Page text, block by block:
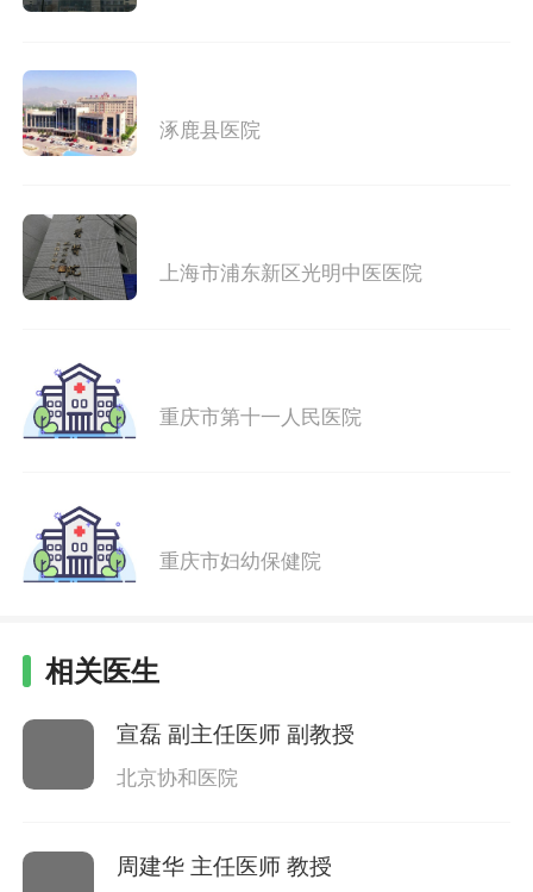
涿鹿县医院
上海市浦东新区光明中医医院
重庆市第十一人民医院
重庆市妇幼保健院
相关医生
宣磊 副主任医师 副教授
北京协和医院
周建华 主任医师 教授